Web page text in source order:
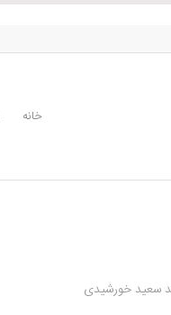
خانه
سعید خورشیدی